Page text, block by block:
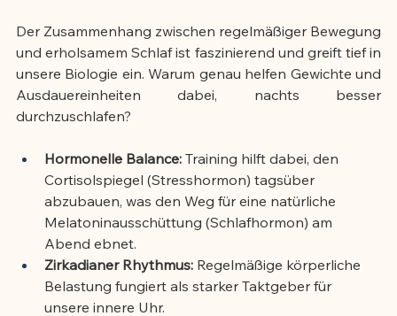
Der Zusammenhang zwischen regelmäßiger Bewegung
und erholsamem Schlaf ist faszinierend und greift tief in
unsere Biologie ein. Warum genau helfen Gewichte und
Ausdauereinheiten dabei, nachts besser
durchzuschlafen?
Hormonelle Balance: Training hilft dabei, den
Cortisolspiegel (Stresshormon) tagsüber
abzubauen, was den Weg für eine natürliche
Melatoninausschüttung (Schlafhormon) am
Abend ebnet.
Zirkadianer Rhythmus: Regelmäßige körperliche
Belastung fungiert als starker Taktgeber für
unsere innere Uhr.